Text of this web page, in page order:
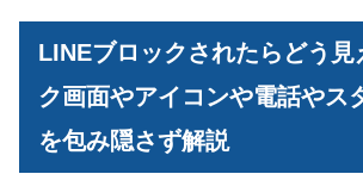
LINEブロックされたらどう見
ク画面やアイコンや電話やス
を包み隠さず解説